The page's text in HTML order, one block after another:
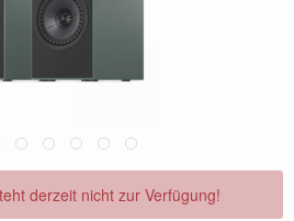
derzeit nicht zur Verfügung!